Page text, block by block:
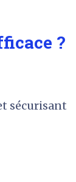
?
sécurisant